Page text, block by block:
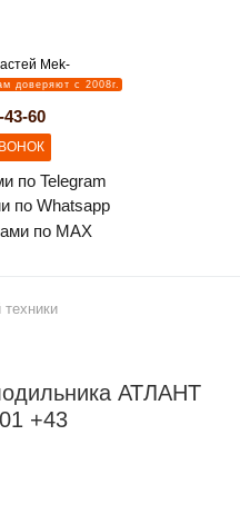
доверяют с 2008г.
43-60
АТЛАНТ
+43